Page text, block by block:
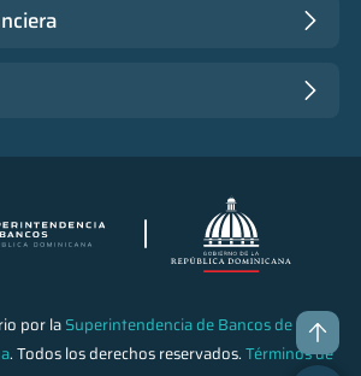
por laSuperintendencia de Bancos de la
. Todos los derechos reservados.Términos de